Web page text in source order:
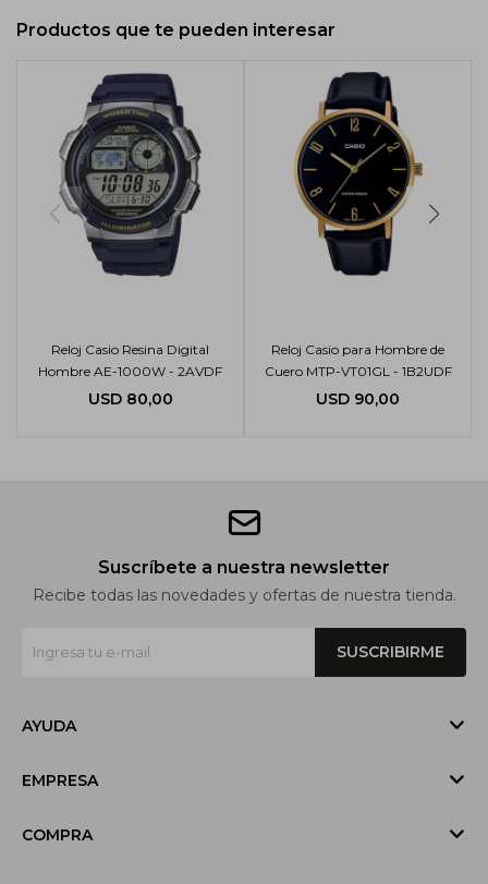
Productos que te pueden interesar
Reloj Casio Resina Digital
Hombre AE-1000W - 2AVDF
USD 80,00
Reloj Casio para Hombre de
Cuero MTP-VT01GL - 1B2UDF
USD 90,00
Suscríbete a nuestra newsletter
Recibe todas las novedades y ofertas de nuestra tienda.
SUSCRIBIRME
AYUDA
EMPRESA
COMPRA